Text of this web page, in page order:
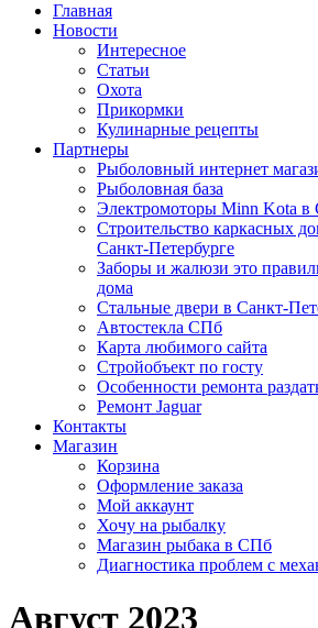
Главная
Новости
Интересное
Статьи
Охота
Прикормки
Кулинарные рецепты
Партнеры
Рыболовный интернет
Рыболовная база
Электромоторы Minn Kota
Строительство каркасных
Санкт-Петербурге
Заборы и жалюзи это
дома
Стальные двери в Санкт-
Автостекла СПб
Карта любимого сайта
Стройобъект по госту
Особенности ремонта
Ремонт Jaguar
Контакты
Магазин
Корзина
Оформление заказа
Мой аккаунт
Хочу на рыбалку
Магазин рыбака в СПб
Диагностика проблем с
Август 2023